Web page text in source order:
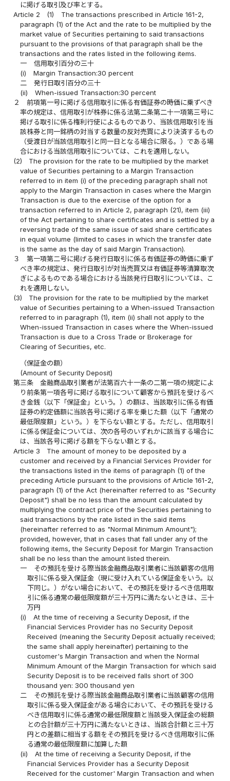
に掲げる取引及び率とする。
Article 2
(1)
The transactions prescribed in Article 161-2,
paragraph (1) of the Act and the rate to be multiplied by the
market value of Securities pertaining to said transactions
pursuant to the provisions of that paragraph shall be the
transactions and the rates listed in the following items.
一
信用取引百分の三十
(i)
Margin Transaction:30 percent
二
発行日取引百分の三十
(ii)
When-issued Transaction:30 percent
２
前項第一号に掲げる信用取引に係る有価証券の時価に乗ずべき
率の規定は、信用取引が株券に係る法第二条第二十一項第三号に
掲げる取引に係る権利行使によるものであり、当該信用取引を当
該株券と同一銘柄の対当する数量の反対売買により決済するもの
（受渡日が当該信用取引と同一日となる場合に限る。）である場
合における当該信用取引については、これを適用しない。
(2)
The provision for the rate to be multiplied by the market
value of Securities pertaining to a Margin Transaction
referred to in item (i) of the preceding paragraph shall not
apply to the Margin Transaction in cases where the Margin
Transaction is due to the exercise of the option for a
transaction referred to in Article 2, paragraph (21), item (iii)
of the Act pertaining to share certificates and is settled by a
reversing trade of the same issue of said share certificates
in equal volume (limited to cases in which the transfer date
is the same as the day of said Margin Transaction).
３
第一項第二号に掲げる発行日取引に係る有価証券の時価に乗ず
べき率の規定は、発行日取引が対当売買又は有価証券等清算取次
ぎによるものである場合における当該発行日取引については、こ
れを適用しない。
(3)
The provision for the rate to be multiplied by the market
value of Securities pertaining to a When-issued Transaction
referred to in paragraph (1), item (ii) shall not apply to the
When-issued Transaction in cases where the When-issued
Transaction is due to a Cross Trade or Brokerage for
Clearing of Securities, etc.
（保証金の額）
(Amount of Security Deposit)
第三条
金融商品取引業者が法第百六十一条の二第一項の規定によ
り前条第一項各号に掲げる取引について顧客から預託を受けるべ
き金銭（以下「保証金」という。）の額は、当該取引に係る有価
証券の約定価額に当該各号に掲げる率を乗じた額（以下「通常の
最低限度額」という。）を下らない額とする。ただし、信用取引
に係る保証金については、次の各号のいずれかに該当する場合に
は、当該各号に掲げる額を下らない額とする。
Article 3
The amount of money to be deposited by a
customer and received by a Financial Services Provider for
the transactions listed in the items of paragraph (1) of the
preceding Article pursuant to the provisions of Article 161-2,
paragraph (1) of the Act (hereinafter referred to as "Security
Deposit") shall be no less than the amount calculated by
multiplying the contract price of the Securities pertaining to
said transactions by the rate listed in the said items
(hereinafter referred to as "Normal Minimum Amount");
provided, however, that in cases that fall under any of the
following items, the Security Deposit for Margin Transaction
shall be no less than the amount listed therein.
一
その預託を受ける際当該金融商品取引業者に当該顧客の信用
取引に係る受入保証金（現に受け入れている保証金をいう。以
下同じ。）がない場合において、その預託を受けるべき信用取
引に係る通常の最低限度額が三十万円に満たないときは、三十
万円
(i)
At the time of receiving a Security Deposit, if the
Financial Services Provider has no Security Deposit
Received (meaning the Security Deposit actually received;
the same shall apply hereinafter) pertaining to the
customer's Margin Transaction and when the Normal
Minimum Amount of the Margin Transaction for which said
Security Deposit is to be received falls short of 300
thousand yen: 300 thousand yen
二
その預託を受ける際当該金融商品取引業者に当該顧客の信用
取引に係る受入保証金がある場合において、その預託を受ける
べき信用取引に係る通常の最低限度額と当該受入保証金の総額
との合計額が三十万円に満たないときは、当該合計額と三十万
円との差額に相当する額をその預託を受けるべき信用取引に係
る通常の最低限度額に加算した額
(ii)
At the time of receiving a Security Deposit, if the
Financial Services Provider has a Security Deposit
Received for the customer' Margin Transaction and when